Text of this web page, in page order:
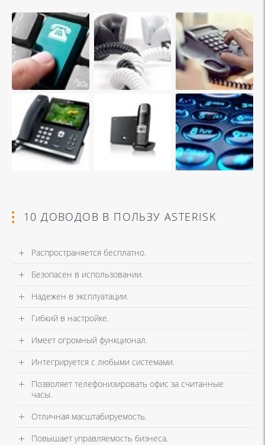
10 ДОВОДОВ В ПОЛЬЗУ ASTERISK
Распространяется бесплатно.
Безопасен в использовании.
Надежен в эксплуатации.
Гибкий в настройке.
Имеет огромный функционал.
Интегрируется с любыми системами.
Позволяет телефонизировать офис за считанные
часы.
Отличная масштабируемость.
Повышает управляемость бизнеса.